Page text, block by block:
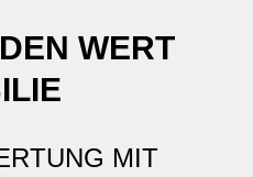
WERT
MIT